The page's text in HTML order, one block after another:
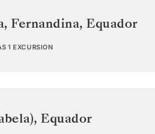
Fernandina, Equador
1 EXCURSION
, Equador